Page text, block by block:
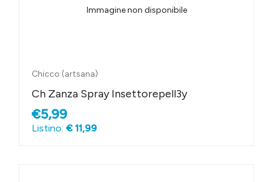
Immagine non disponibile
Chicco (artsana)
Ch Zanza Spray Insettorepell3y
€5,99
Listino: € 11,99